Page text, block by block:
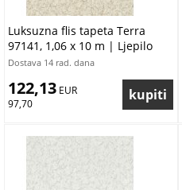
Luksuzna flis tapeta Terra
97141, 1,06 x 10 m | Ljepilo
besplatno
Dostava 14 rad. dana
122,13 EUR
97,70